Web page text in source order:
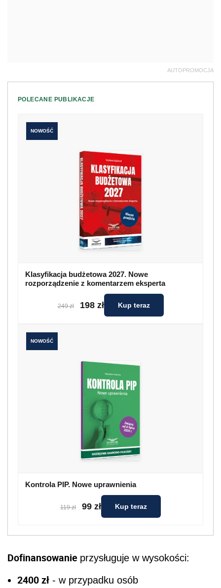
AUTOPROMOCJA
POLECANE PUBLIKACJE
NOWOŚĆ
Klasyfikacja budżetowa 2027. Nowe
rozporządzenie z komentarzem eksperta
249 zł 198 zł Kup teraz
NOWOŚĆ
Kontrola PIP. Nowe uprawnienia
119 zł 99 zł Kup teraz
Dofinansowanie przysługuje w wysokości:
2400 zł - w przypadku osób